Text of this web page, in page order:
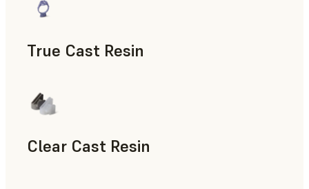
True Cast Resin
Clear Cast Resin